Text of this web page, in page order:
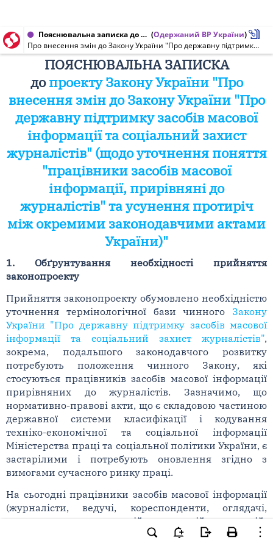
Пояснювальна записка до проекту Закону України від 07.11.2013 № 3577 (Одержаний ВР України)
Про внесення змін до Закону України "Про державну підтримку засобів масової інформації та соціальний захист журналістів" (щодо уточнення поняття "працівники засобів масової інформації, прирівняні до журналістів" та усунення протиріч між окремими законодавчими актами України)